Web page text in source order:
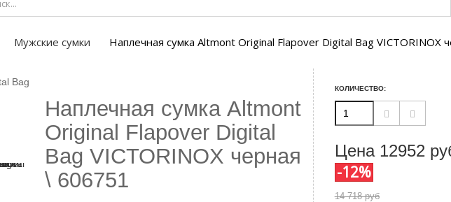
Мужские сумки Наплечная сумка Altmont Original Flapover Digital Bag VICTORINOX
Наплечная сумка Altmont
Original Flapover Digital
Bag VICTORINOX черная
\ 606751
КОЛИЧЕСТВО:
Цена 12952
-12%
14 718 руб